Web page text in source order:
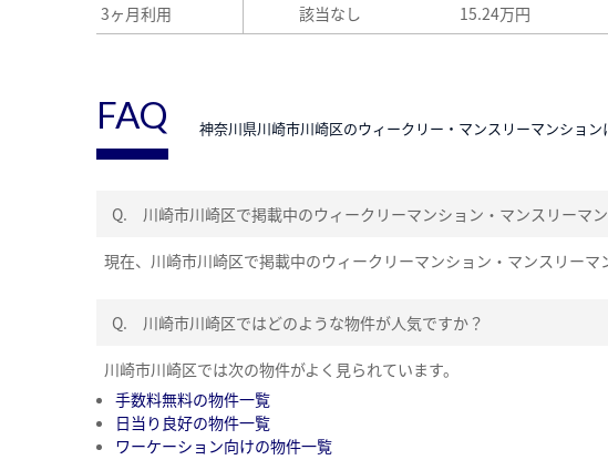
3ヶ月利用
該当なし 15.24万円
FAQ 神奈川県川崎市川崎区のウィークリー・マンスリーマンショ
Q. 川崎市川崎区で掲載中のウィークリーマンション・マンスリーマ
現在、川崎市川崎区で掲載中のウィークリーマンション・マンスリー
Q. 川崎市川崎区ではどのような物件が人気ですか？
川崎市川崎区では次の物件がよく見られています。
手数料無料の物件一覧
日当り良好の物件一覧
ワーケーション向けの物件一覧